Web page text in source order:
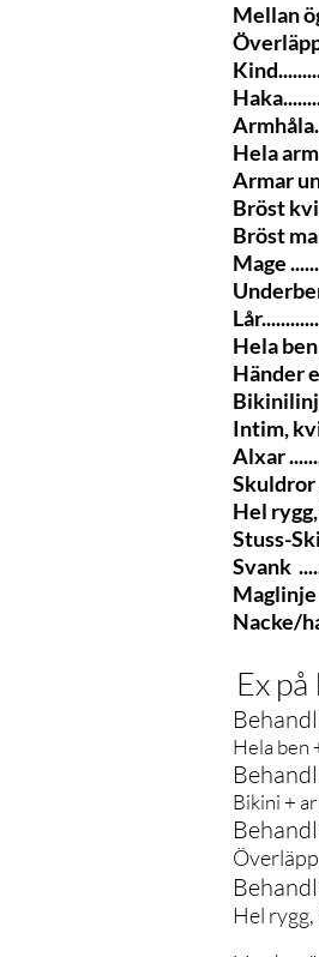
Mellan
Hela
Armar
Bröst
Bröst
Mage
Hela ben
Händer
Intim,
Alxar
Skuldror
Hel
Stuss-
Svank
Maglinje
Nacke/
Ex
Hela ben +
Bikini +
Överläpp
Hel rygg,